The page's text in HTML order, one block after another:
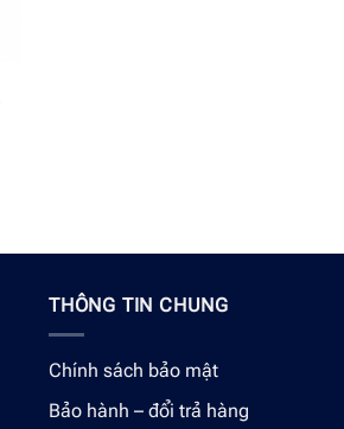
THÔNG TIN CHUNG
Chính sách bảo mật
Bảo hành – đổi trả hàng